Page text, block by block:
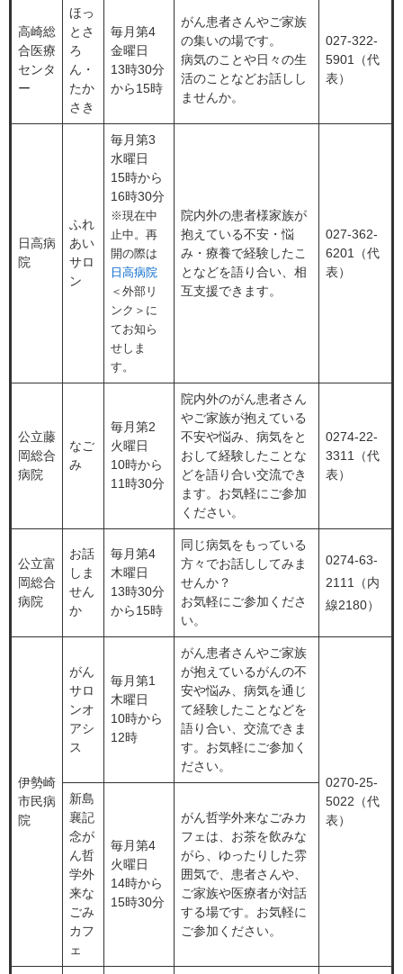
高崎総
合医療
センタ
ー
ほっ
とさ
ろ
ん・
たか
さき
毎月第4
金曜日
13時30分
から15時
がん患者さんやご家族
の集いの場です。
病気のことや日々の生
活のことなどお話しし
ませんか。
027-322-
5901（代
表）
日高病
院
ふれ
あい
サロ
ン
毎月第3
水曜日
15時から
16時30分
※現在中
止中。再
開の際は
日高病院
＜外部リ
ンク＞ に
てお知ら
せしま
す。
院内外の患者様家族が
抱えている不安・悩
み・療養で経験したこ
となどを語り合い、相
互支援できます。
027-362-
6201（代
表）
公立藤
岡総合
病院
なご
み
毎月第2
火曜日
10時から
11時30分
院内外のがん患者さん
やご家族が抱えている
不安や悩み、病気をと
おして経験したことな
どを語り合い交流でき
ます。お気軽にご参加
ください。
0274-22-
3311（代
表）
公立富
岡総合
病院
お話
しま
せん
か
毎月第4
木曜日
13時30分
から15時
同じ病気をもっている
方々でお話ししてみま
せんか？
お気軽にご参加くださ
い。
0274-63-
2111（内
線2180）
伊勢崎
市民病
院
がん
サロ
ンオ
アシ
ス
毎月第1
木曜日
10時から
12時
がん患者さんやご家族
が抱えているがんの不
安や悩み、病気を通じ
て経験したことなどを
語り合い、交流できま
す。お気軽にご参加く
ださい。
0270-25-
5022（代
表）
新島
襄記
念が
ん哲
学外
来な
ごみ
カフ
ェ
毎月第4
火曜日
14時から
15時30分
がん哲学外来なごみカ
フェは、お茶を飲みな
がら、ゆったりした雰
囲気で、患者さんや、
ご家族や医療者が対話
する場です。お気軽に
ご参加ください。